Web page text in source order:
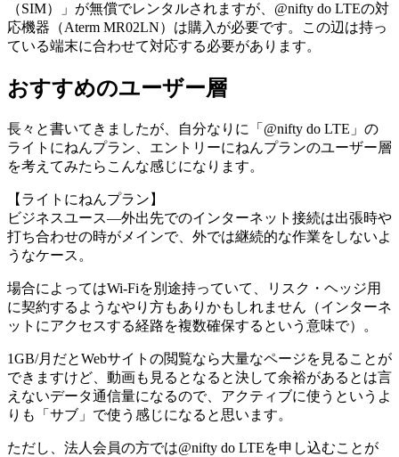
（SIM）」が無償でレンタルされますが、@nifty do LTEの対
応機器（Aterm MR02LN）は購入が必要です。この辺は持っ
ている端末に合わせて対応する必要があります。
おすすめのユーザー層
長々と書いてきましたが、自分なりに「@nifty do LTE」の
ライトにねんプラン、エントリーにねんプランのユーザー層
を考えてみたらこんな感じになります。
【ライトにねんプラン】
ビジネスユース—外出先でのインターネット接続は出張時や
打ち合わせの時がメインで、外では継続的な作業をしないよ
うなケース。
場合によってはWi-Fiを別途持っていて、リスク・ヘッジ用
に契約するようなやり方もありかもしれません（インターネ
ットにアクセスする経路を複数確保するという意味で）。
1GB/月だとWebサイトの閲覧なら大量なページを見ることが
できますけど、動画も見るとなると決して余裕があるとは言
えないデータ通信量になるので、アクティブに使うというよ
りも「サブ」で使う感じになると思います。
ただし、法人会員の方では@nifty do LTEを申し込むことが